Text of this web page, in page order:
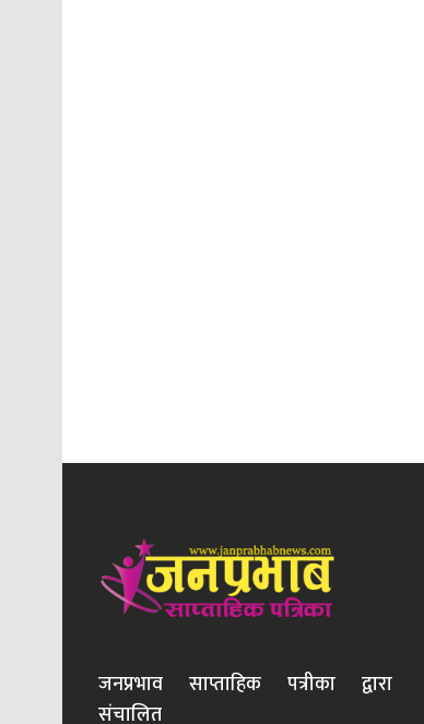
जनप्रभाव साप्ताहिक पत्रीका द्वारा
संचालित